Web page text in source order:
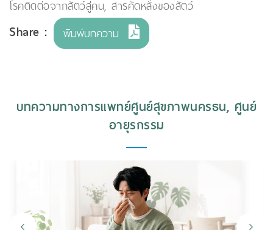
โรคติดต่อจากสัตว์สู่คน, สารคัดหลั่งของสัตว์
Share : พิมพ์บทความ
บทความทางการแพทย์ศูนย์สุขภาพนครธน, ศูนย์
อายุรกรรม